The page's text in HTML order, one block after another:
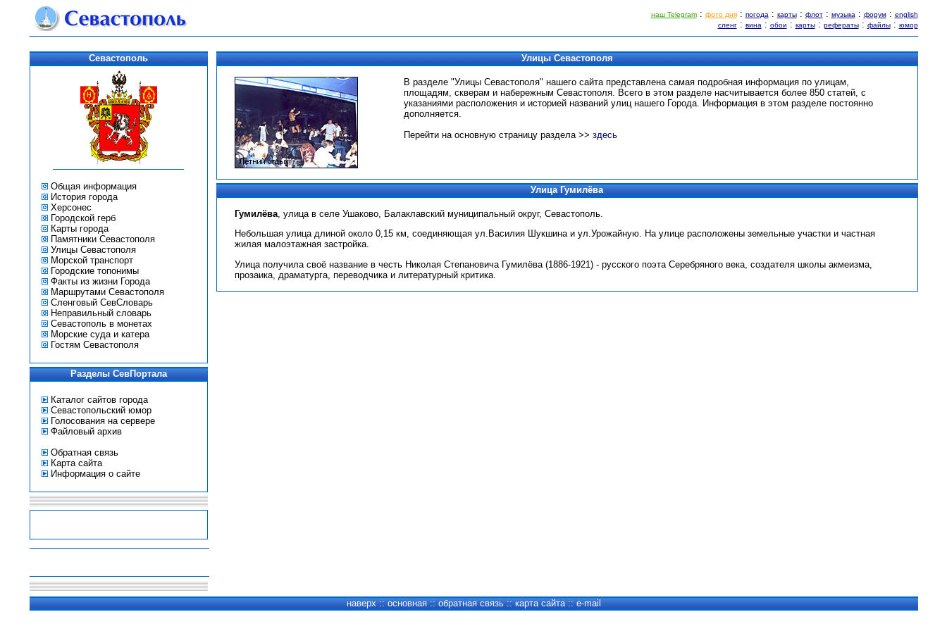
наш Telegram: фото дня: погода: карты: флот: музыка: форум: english
сленг: вина: обои : карты: рефераты: файлы: юмор
Севастополь
Общая информация
История города
Херсонес
Городской герб
Карты города
Памятники Севастополя
Улицы Севастополя
Морской транспорт
Городские топонимы
Факты из жизни Города
Маршрутами Севастополя
Сленговый СевСловарь
Неправильный словарь
Севастополь в монетах
Морские суда и катера
Гостям Севастополя
Разделы СевПортала
Каталог сайтов города
Севастопольский юмор
Голосования на сервере
Файловый архив
Обратная связь
Карта сайта
Информация о сайте
Улицы Севастополя
В разделе "Улицы Севастополя" нашего сайта представлена самая подробная информация по улицам,
площадям, скверам и набережным Севастополя. Всего в этом разделе насчитывается более 850 статей, с
указаниями расположения и историей названий улиц нашего Города. Информация в этом разделе постоянно
дополняется.
Перейти на основную страницу раздела >> здесь
Улица Гумилёва
Гумилёва, улица в селе Ушаково, Балаклавский муниципальный округ, Севастополь.
Небольшая улица длиной около 0,15 км, соединяющая ул.Василия Шукшина и ул.Урожайную. На улице расположены земельные участки и частная
жилая малоэтажная застройка.
Улица получила своё название в честь Николая Степановича Гумилёва (1886-1921) - русского поэта Серебряного века, создателя школы акмеизма,
прозаика, драматурга, переводчика и литературный критика.
наверх ::основная ::обратная связь :: карта сайта::e-mail